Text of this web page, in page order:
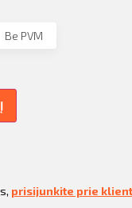
Be PVM
prisijunkite prie